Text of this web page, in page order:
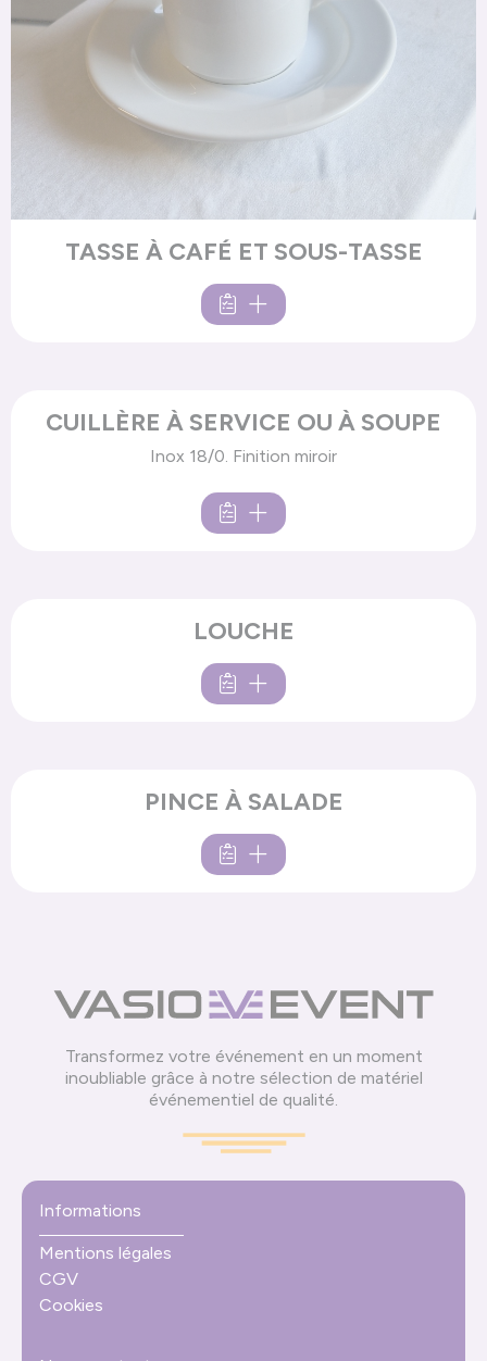
TASSE À CAFÉ ET SOUS-TASSE
CUILLÈRE À SERVICE OU À SOUPE
Inox 18/0. Finition miroir
LOUCHE
PINCE À SALADE
Transformez votre événement en un moment
inoubliable grâce à notre sélection de matériel
événementiel de qualité.
Informations
Mentions légales
CGV
Cookies